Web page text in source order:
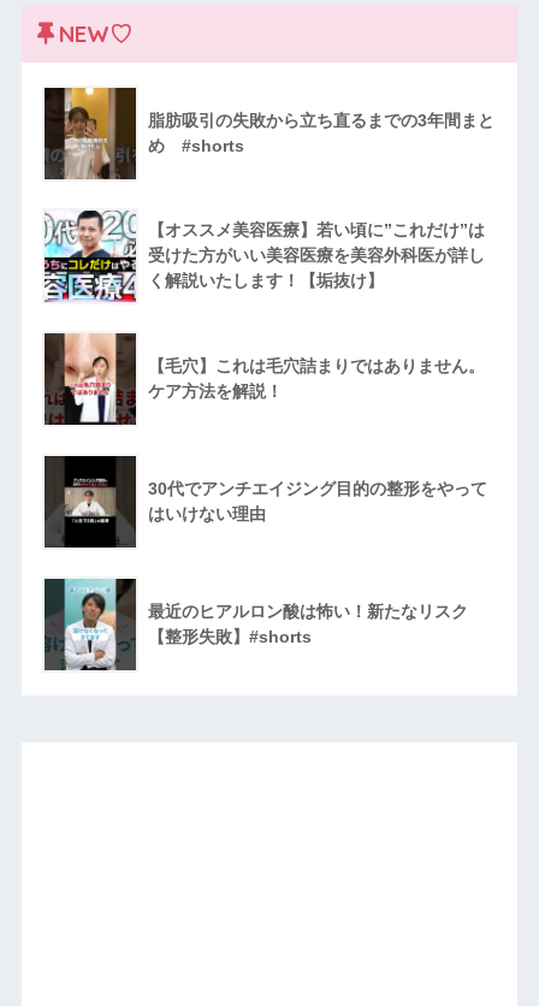
NEW♡
脂肪吸引の失敗から立ち直るまでの3年間まと
め #shorts
【オススメ美容医療】若い頃に”これだけ”は
受けた方がいい美容医療を美容外科医が詳し
く解説いたします！【垢抜け】
【毛穴】これは毛穴詰まりではありません。
ケア方法を解説！
30代でアンチエイジング目的の整形をやって
はいけない理由
最近のヒアルロン酸は怖い！新たなリスク
【整形失敗】#shorts